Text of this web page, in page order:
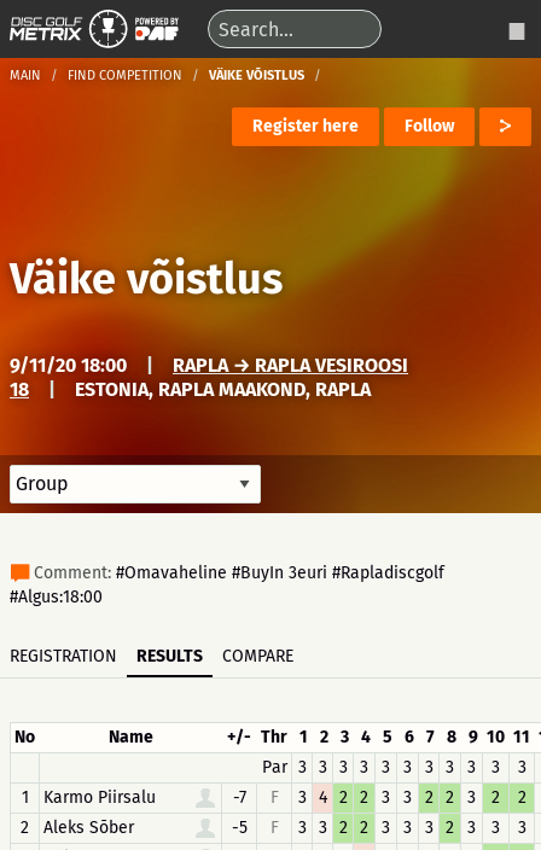
MAIN FIND COMPETITION VÄIKE VÕISTLUS
Register here Follow
Väike võistlus
9/11/20 18:00
RAPLA → RAPLA VESIROOSI
18
ESTONIA, RAPLA MAAKOND, RAPLA
Comment: #Omavaheline #BuyIn 3euri #Rapladiscgolf
#Algus:18:00
REGISTRATION RESULTS COMPARE
No Name +/- Thr 1 2 3 4 5 6 7 8 9 10 11
Par 3 3 3 3 3 3 3 3 3 3
3
1
Karmo Piirsalu -7 F 3 4 2 2 3 3 2 2 3 2
2
2
Aleks Sõber -5 F 3 3 2 2 3 3 3 2 3 3
3